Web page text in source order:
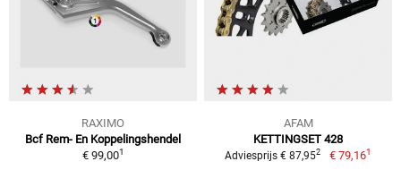
RAXIMO
Bcf Rem- En Koppelingshendel
€ 99,001
AFAM
KETTINGSET 428
Adviesprijs € 87,952 € 79,161